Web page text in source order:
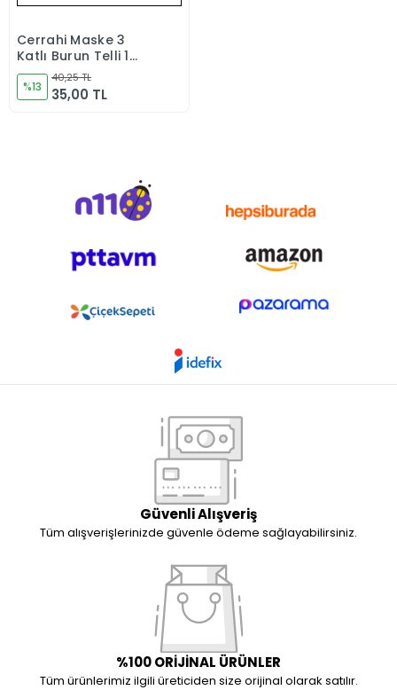
Stokta Yok
Cerrahi Maske 3
Katlı Burun Telli 1
ADET
%13
40,25 TL
35,00 TL
Güvenli Alışveriş
Tüm alışverişlerinizde güvenle ödeme sağlayabilirsiniz.
%100 ORİJİNAL ÜRÜNLER
Tüm ürünlerimiz ilgili üreticiden size orijinal olarak satılır.